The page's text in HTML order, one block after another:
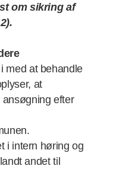
om sikring af
med at behandle
at
efter
i intern høring og
andet til